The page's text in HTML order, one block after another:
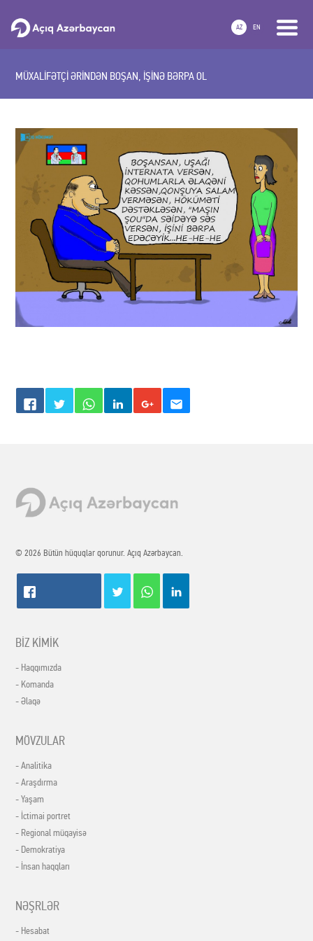
AZ EN
MÜXALİFƏTÇİ ƏRİNDƏN BOŞAN, İŞİNƏ BƏRPA OL
© 2026 Bütün hüquqlar qorunur. Açıq Azərbaycan.
BİZ KİMİK
- Haqqımızda
- Komanda
- Əlaqə
MÖVZULAR
- Analitika
- Araşdırma
- Yaşam
- İctimai portret
- Regional müqayisə
- Demokratiya
- İnsan haqqları
NƏŞRLƏR
- Hesabat